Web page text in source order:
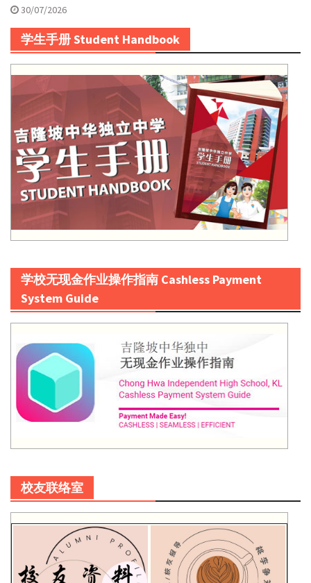
30/07/2026
学生手册 Student Handbook
学校无现金作业操作指南 Cashless Payment
System Guide
校友联络室